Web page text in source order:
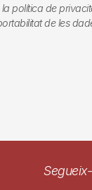
política de
de les